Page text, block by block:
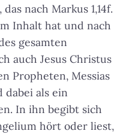
nach Markus 1,14f.
Inhalt hat und nach
gesamten
auch Jesus Christus
Propheten, Messias
dabei als ein
In ihn begibt sich
hört oder liest,